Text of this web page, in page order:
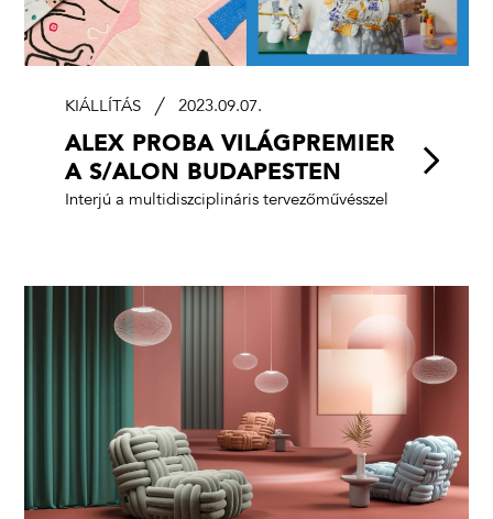
KIÁLLÍTÁS 2023.09.07.
ALEX PROBA VILÁGPREMIER
A S/ALON BUDAPESTEN
Interjú a multidiszciplináris tervezőművésszel